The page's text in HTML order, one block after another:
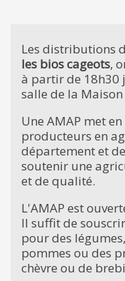
Les distributions
les bios cageots,
à partir de 18h30
salle de la Maison
Une AMAP met
producteurs en
département et
soutenir une
et de qualité.
L'AMAP est
Il suffit de
pour des
pommes ou des
chèvre ou de